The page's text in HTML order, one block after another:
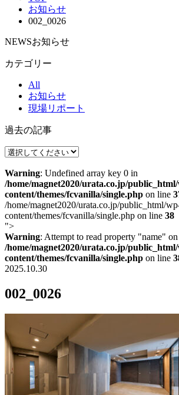
お知らせ
002_0026
NEWSお知らせ
カテゴリー
All
お知らせ
現場リポート
過去の記事
Warning: Undefined array key 0 in
/home/magnet2020/urata.co.jp/
content/themes/fcvanilla/single.php on line
/home/magnet2020/urata.co.jp/public_html/
content/themes/fcvanilla/single.php on line 38
">
Warning: Attempt to read property "name"
/home/magnet2020/urata.co.jp/
content/themes/fcvanilla/single.php on line
2025.10.30
002_0026